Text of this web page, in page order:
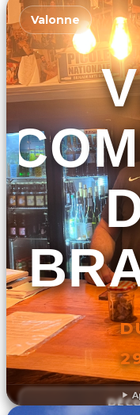
Valonne